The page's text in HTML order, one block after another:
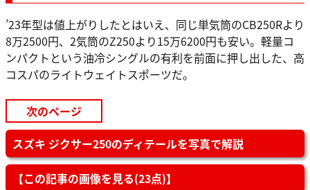
’23年型は値上がりしたとはいえ、同じ単気筒のCB250Rより
8万2500円、2気筒のZ250より15万6200円も安い。軽量コ
ンパクトという油冷シングルの有利を前面に押し出した、高
コスパのライトウェイトスポーツだ。
次のページ
スズキ ジクサー250のディテールを写真で解説
【この記事の画像を見る(23点)】